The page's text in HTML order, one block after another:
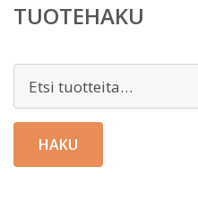
TUOTEHAKU
HAKU